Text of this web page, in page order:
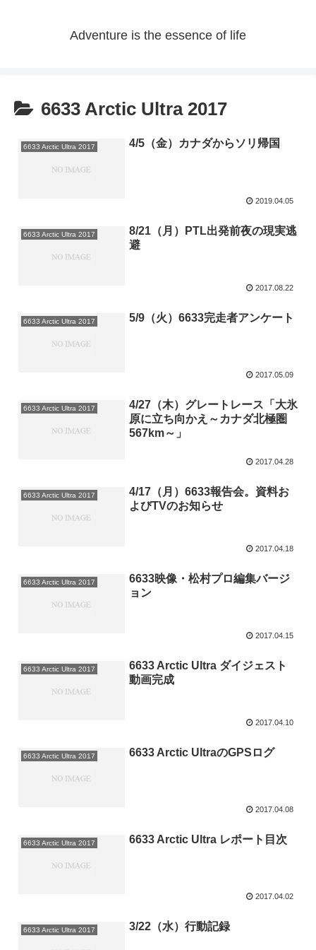
Adventure is the essence of life
6633 Arctic Ultra 2017
6633 Arctic Ultra 2017 4/5（金）カナダからソリ帰国
2019.04.05
6633 Arctic Ultra 2017
8/21（月）PTL出発前夜の現実逃
避
2017.08.22
6633 Arctic Ultra 2017 5/9（火）6633完走者アンケート
2017.05.09
6633 Arctic Ultra 2017
4/27（木）グレートレース「大氷
原に立ち向かえ～カナダ北極圏
567km～」
2017.04.28
6633 Arctic Ultra 2017
4/17（月）6633報告会。資料お
よびTVのお知らせ
2017.04.18
6633 Arctic Ultra 2017
6633映像・松村プロ編集バージ
ョン
2017.04.15
6633 Arctic Ultra 2017
6633 Arctic Ultra ダイジェスト
動画完成
2017.04.10
6633 Arctic Ultra 2017 6633 Arctic UltraのGPSログ
2017.04.08
6633 Arctic Ultra 2017 6633 Arctic Ultra レポート目次
2017.04.02
6633 Arctic Ultra 2017 3/22（水）行動記録